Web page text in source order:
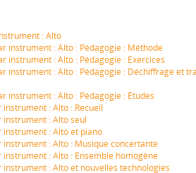
: Alto
instrument : Alto : Pédagogie : Méthode
instrument : Alto : Pédagogie : Exercices
instrument : Alto : Pédagogie : Déchiffrage et
instrument : Alto : Pédagogie : Études
: Alto : Recueil
instrument : Alto seul
instrument : Alto et piano
: Alto : Musique concertante
: Alto : Ensemble homogène
: Alto et nouvelles technologies